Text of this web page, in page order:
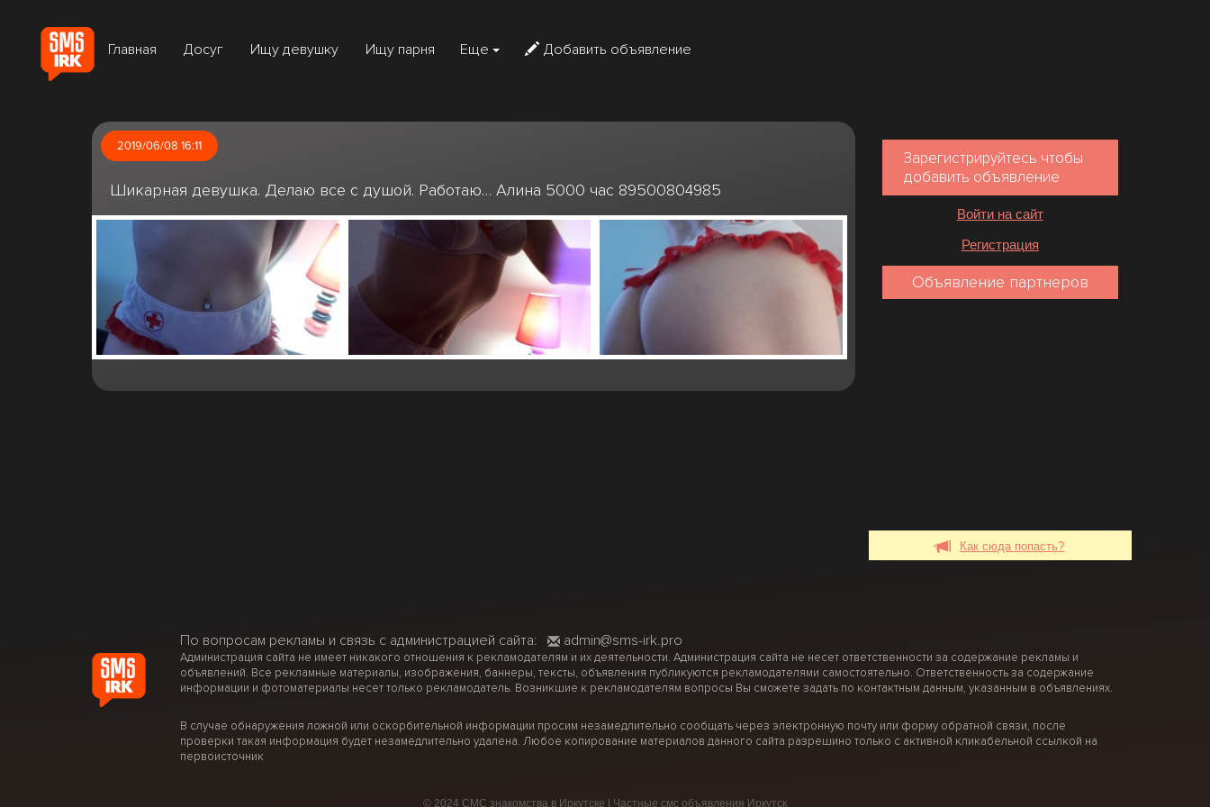
Главная Досуг Ищу девушку Ищу парня Еще Добавить объявление
2019/06/08 16:11
Шикарная девушка. Делаю все с душой. Работаю… Алина 5000 час 89500804985
Зарегистрируйтесь чтобы
добавить объявление
Войти на сайт
Регистрация
Объявление партнеров
Как сюда попасть?
По вопросам рекламы и связь с администрацией сайта: admin@sms-irk.pro
Администрация сайта не имеет никакого отношения к рекламодателям и их деятельности. Администрация сайта не несет ответственности за содержание рекламы и
объявлений. Все рекламные материалы, изображения, баннеры, тексты, объявления публикуются рекламодателями самостоятельно. Ответственность за содержание
информации и фотоматериалы несет только рекламодатель. Возникшие к рекламодателям вопросы Вы сможете задать по контактным данным, указанным в объявлениях.
В случае обнаружения ложной или оскорбительной информации просим незамедлительно сообщать через электронную почту или форму обратной связи, после
проверки такая информация будет незамедлительно удалена. Любое копирование материалов данного сайта разрешино только с активной кликабельной ссылкой на
первоисточник
© 2024 СМС знакомства в Иркутске | Частные смс объявления Иркутск